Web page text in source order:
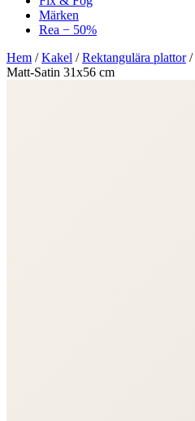
Märken
Rea − 50%
Hem /Kakel /Rektangulära plattor/
Matt-Satin 31x56 cm